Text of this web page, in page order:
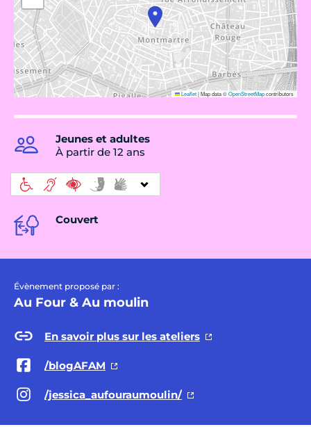
Leaflet|Map data ©OpenStreetMapcontributors
Jeunes et adultes
À partir de 12 ans
Couvert
Évènement proposé par :
Au Four & Au moulin
En savoir plus sur les ateliers
/blogAFAM
/jessica_aufouraumoulin/